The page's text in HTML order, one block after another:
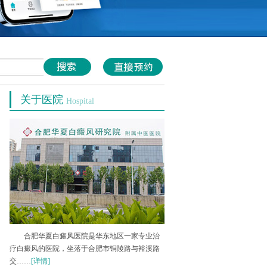
关于医院 Hospital
合肥华夏白癜风医院是华东地区一家专业治
疗白癜风的医院，坐落于合肥市铜陵路与裕溪路
交……[详情]